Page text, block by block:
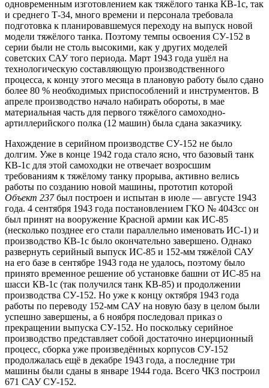
одновременным изготовлением как тяжёлого танка КВ-1с, так
и среднего Т-34, много времени и персонала требовала
подготовка к планировавшемуся переходу на выпуск новой
модели тяжёлого танка. Поэтому темпы освоения СУ-152 в
серии были не столь высокими, как у других моделей
советских САУ того периода. Март 1943 года ушёл на
технологическую составляющую производственного
процесса, к концу этого месяца в плановую работу было сдано
более 80 % необходимых приспособлений и инструментов. В
апреле производство начало набирать обороты, в мае
материальная часть для первого тяжёлого самоходно-
артиллерийского полка (12 машин) была сдана заказчику.
Нахождение в серийном производстве СУ-152 не было
долгим. Уже в конце 1942 года стало ясно, что базовый танк
КВ-1с для этой самоходки не отвечает возросшим
требованиям к тяжёлому танку прорыва, активно велись
работы по созданию новой машины, прототип которой
Объект 237был построен и испытан в июле — августе 1943
года. 4 сентября 1943 года постановлением ГКО № 4043сс он
был принят на вооружение Красной армии как ИС-85
(несколько позднее его стали параллельно именовать ИС-1) и
производство КВ-1с было окончательно завершено. Однако
развернуть серийный выпуск ИС-85 и 152-мм тяжёлой САУ
на его базе в сентябре 1943 года не удалось, поэтому было
принято временное решение об установке башни от ИС-85 на
шасси КВ-1с (так получился танк КВ-85) и продолжении
производства СУ-152. Но уже к концу октября 1943 года
работы по переводу 152-мм САУ на новую базу в целом были
успешно завершены, а 6 ноября последовал приказ о
прекращении выпуска СУ-152. Но поскольку серийное
производство представляет собой достаточно инерционный
процесс, сборка уже произведённых корпусов СУ-152
продолжалась ещё в декабре 1943 года, а последние три
машины были сданы в январе 1944 года. Всего ЧКЗ построил
671 САУ СУ-152.